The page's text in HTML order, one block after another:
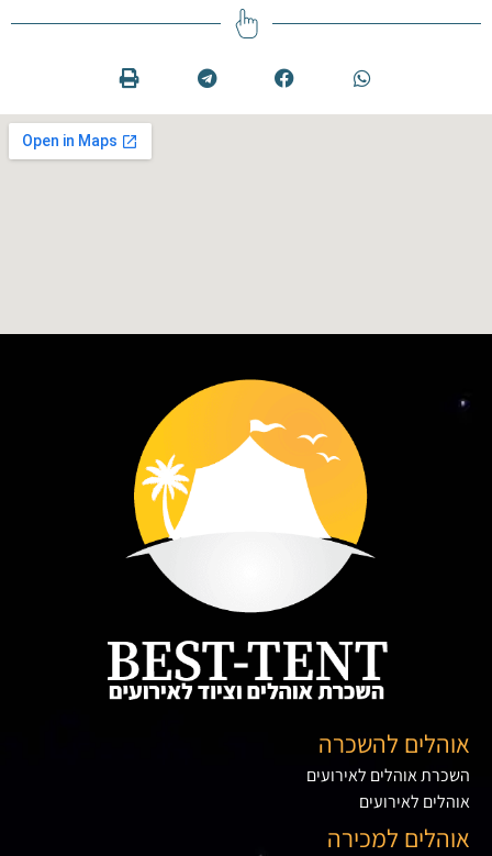
אוהלים להשכרה
השכרת אוהלים לאירועים
אוהלים לאירועים
אוהלים למכירה